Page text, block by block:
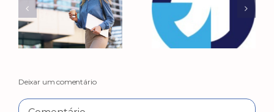
Deixar um comentário
Comentário